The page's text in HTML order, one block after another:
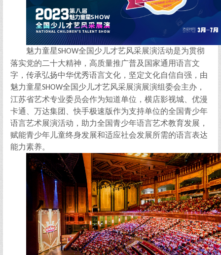
魅力童星SHOW全国少儿才艺风采展演活动是为贯彻
落实党的二十大精神，高质量推广普及国家通用语言文
字，传承弘扬中华优秀语言文化，坚定文化自信自强，由
魅力童星SHOW全国少儿才艺风采展演展演组委会主办，
江苏省艺术专业委员会作为知道单位，横店影视城、优漫
卡通、万达集团、快手极速版作为支持单位的全国青少年
语言艺术展演活动，助力全国青少年语言艺术教育发展，
赋能青少年儿童终身发展和适应社会发展所需的语言表达
能力素养。